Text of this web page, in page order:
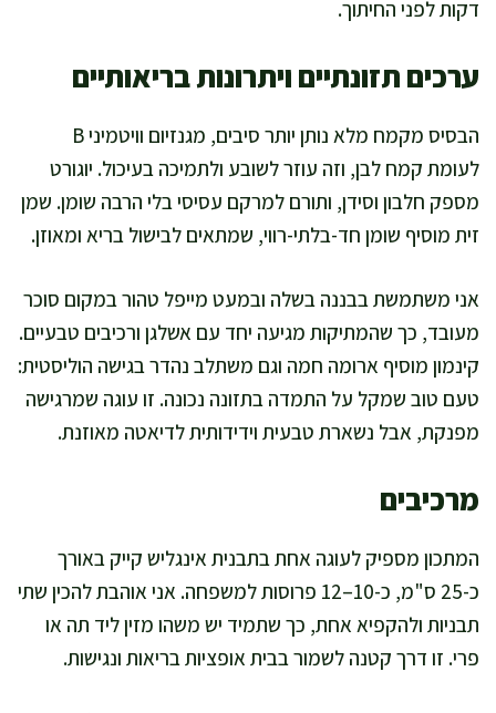
דקות לפני החיתוך.
ערכים תזונתיים ויתרונות בריאותיים
הבסיס מקמח מלא נותן יותר סיבים, מגנזיום וויטמיני B
לעומת קמח לבן, וזה עוזר לשובע ולתמיכה בעיכול. יוגורט
מספק חלבון וסידן, ותורם למרקם עסיסי בלי הרבה שומן. שמן
זית מוסיף שומן חד-בלתי-רווי, שמתאים לבישול בריא ומאוזן.
אני משתמשת בבננה בשלה ובמעט מייפל טהור במקום סוכר
מעובד, כך שהמתיקות מגיעה יחד עם אשלגן ורכיבים טבעיים.
קינמון מוסיף ארומה חמה וגם משתלב נהדר בגישה הוליסטית:
טעם טוב שמקל על התמדה בתזונה נכונה. זו עוגה שמרגישה
מפנקת, אבל נשארת טבעית וידידותית לדיאטה מאוזנת.
מרכיבים
המתכון מספיק לעוגה אחת בתבנית אינגליש קייק באורך
כ-25 ס"מ, כ-10–12 פרוסות למשפחה. אני אוהבת להכין שתי
תבניות ולהקפיא אחת, כך שתמיד יש משהו מזין ליד תה או
פרי. זו דרך קטנה לשמור בבית אופציות בריאות ונגישות.